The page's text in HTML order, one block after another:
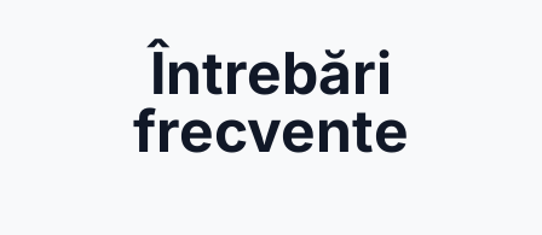
Întrebări
frecvente